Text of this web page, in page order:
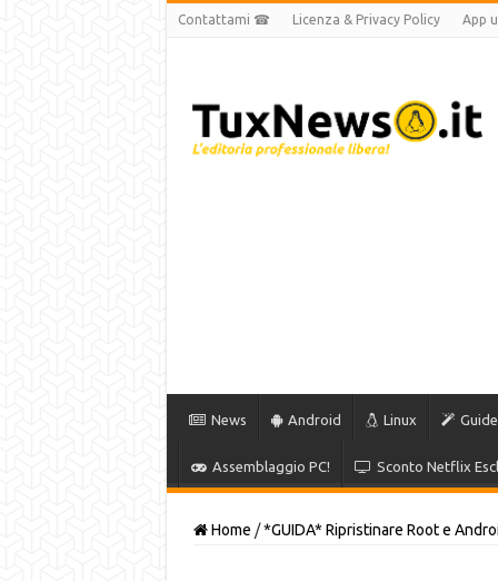
Contattami ☎ Licenza & Privacy Policy App
News Android Linux Guide
Assemblaggio PC! Sconto Netflix
Home / *GUIDA* Ripristinare Root e